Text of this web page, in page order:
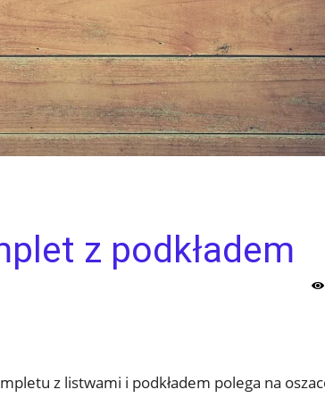
z podkładem
z listwami i podkładem polega na